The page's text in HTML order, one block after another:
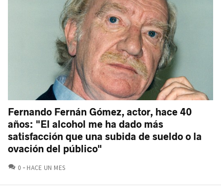
Fernando Fernán Gómez, actor, hace 40
años: "El alcohol me ha dado más
satisfacción que una subida de sueldo o la
ovación del público"
0 COMENTARIOS
HACE UN MES